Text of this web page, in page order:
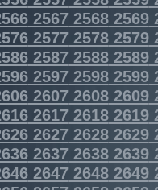
2567 25682569
2577 25782579
2587 25882589
259725982599
260726082609
2617 26182619
2627 26282629
2637 26382639
2647 26482649